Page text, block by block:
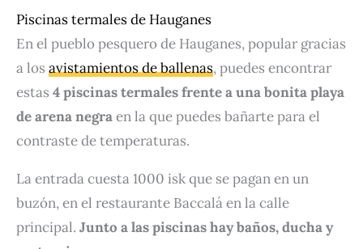
Piscinas termales de Hauganes
En el pueblo pesquero de Hauganes, popular gracias
a los avistamientos de ballenas, puedes encontrar
estas 4 piscinas termales frente a una bonita playa
de arena negraen la que puedes bañarte para el
contraste de temperaturas.
La entrada cuesta 1000 isk que se pagan en un
buzón, en el restaurante Baccalá en la calle
principal. Junto a las piscinas hay baños, ducha y